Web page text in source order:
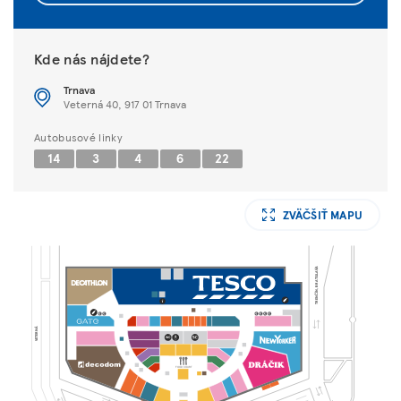
Kde nás nájdete?
Trnava
Veterná 40, 917 01 Trnava
Autobusové linky
14 3 4 6 22
TRENČÍN, BRATISLAVA
VETERNÁ
FOOD COURT
ZVÄČŠIŤ MAPU